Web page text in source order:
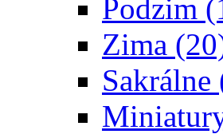
Podzim
Zima
Sakrálne